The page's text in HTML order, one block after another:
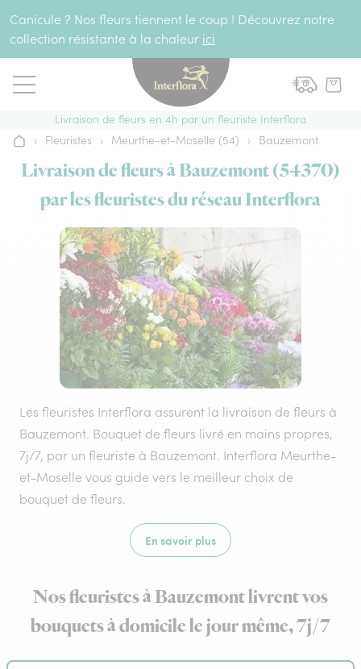
Canicule ? Nos fleurs tiennent le coup ! Découvrez notre
collection résistante à la chaleur ici
Livraison de fleurs en 4h par un fleuriste Interflora
Accueil
› Fleuristes › Meurthe-et-Moselle (54) › Bauzemont
Livraison de fleurs à Bauzemont (54370)
par les fleuristes du réseau Interflora
Les fleuristes Interflora assurent la livraison de fleurs à
Bauzemont. Bouquet de fleurs livré en mains propres,
7j/7, par un fleuriste à Bauzemont. Interflora Meurthe-
et-Moselle vous guide vers le meilleur choix de
bouquet de fleurs.
En savoir plus
Nos fleuristes à Bauzemont livrent vos
bouquets à domicile le jour même, 7j/7